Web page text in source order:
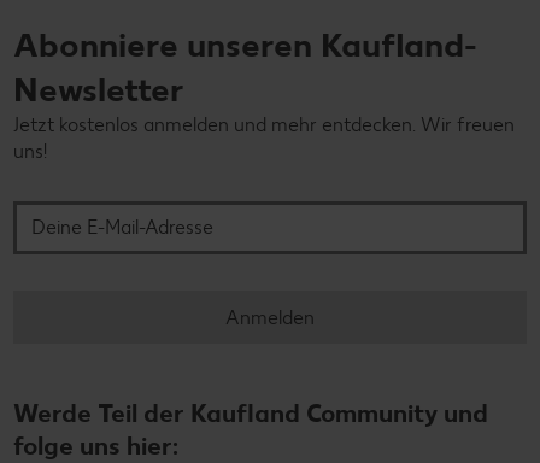
Abonniere unseren Kaufland-
Newsletter
Jetzt kostenlos anmelden und mehr entdecken. Wir freuen
uns!
Anmelden
Werde Teil der Kaufland Community und
folge uns hier: